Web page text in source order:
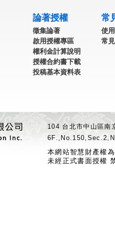
論著授權
徵集論著
啟用授權專區
權利金計算說明
授權合約書下載
投稿基本資料表
常
使
常
104 台北市中山區
本網站智慧財產權
未經正式書面授權